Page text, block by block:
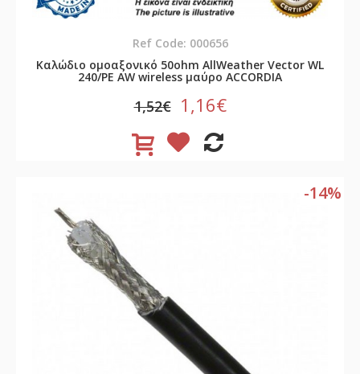
Ref Code: 000656
Καλώδιο ομοαξονικό 50ohm AllWeather Vector WL
240/PE AW wireless μαύρο ACCORDIA
1,52€ 1,16€
-14%